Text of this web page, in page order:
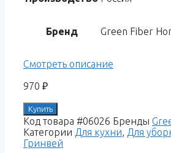
Бренд Green Fiber
Смотреть описание
970 ₽
Купить
Код товара #06026 Бренды
Категории Для кухни, Для
Гринвей